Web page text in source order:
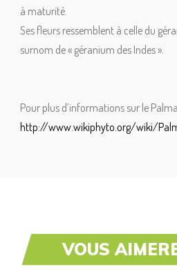
à maturité.
Ses fleurs ressemblent à celle du
surnom de « géranium des Indes ».
Pour plus d’informations sur le
http://www.wikiphyto.org/wiki/
VOUS